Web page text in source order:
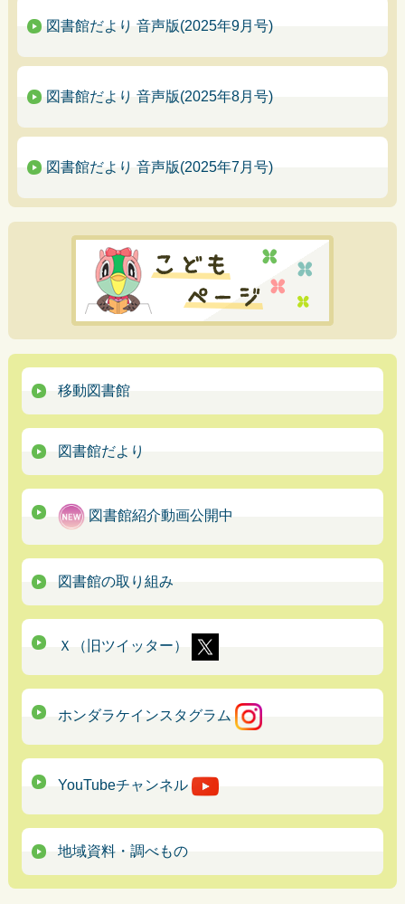
図書館だより 音声版(2025年9月号)
図書館だより 音声版(2025年8月号)
図書館だより 音声版(2025年7月号)
移動図書館
図書館だより
図書館紹介動画公開中
図書館の取り組み
Ｘ（旧ツイッター）
ホンダラケインスタグラム
YouTubeチャンネル
地域資料・調べもの